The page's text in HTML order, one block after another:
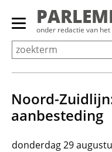
Overslaan
Primair
menu
tonen/verbergen
onder redactie van het
Noord-
aanbesteding
donderdag 29